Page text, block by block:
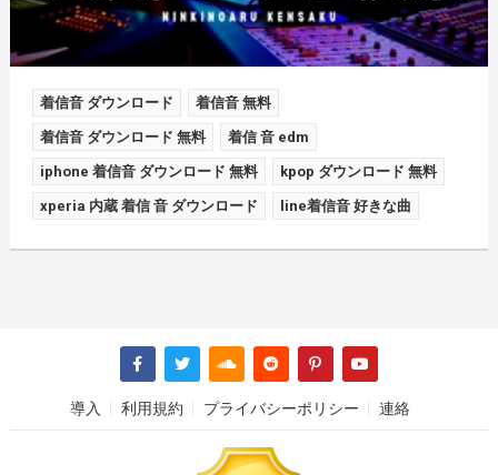
着信音 ダウンロード 着信音 無料
着信音 ダウンロード 無料 着信 音 edm
iphone 着信音 ダウンロード 無料 kpop ダウンロード 無料
xperia 内蔵 着信 音 ダウンロード line着信音 好きな曲
導入 利用規約 プライバシーポリシー 連絡